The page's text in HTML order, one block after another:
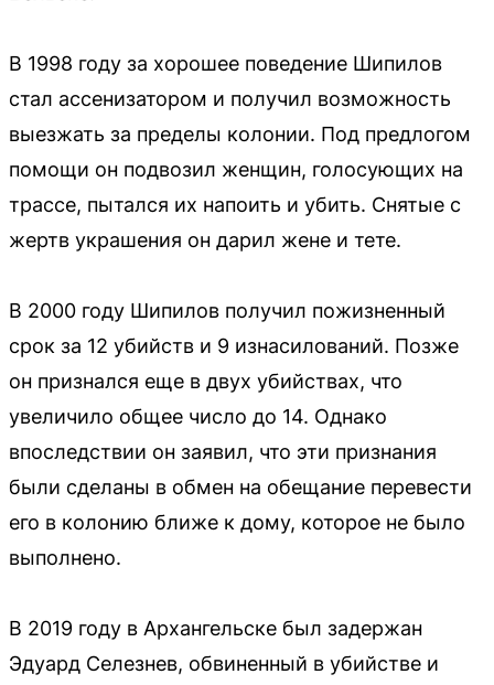
В 1998 году за хорошее поведение Шипилов
стал ассенизатором и получил возможность
выезжать за пределы колонии. Под предлогом
помощи он подвозил женщин, голосующих на
трассе, пытался их напоить и убить. Снятые с
жертв украшения он дарил жене и тете.
В 2000 году Шипилов получил пожизненный
срок за 12 убийств и 9 изнасилований. Позже
он признался еще в двух убийствах, что
увеличило общее число до 14. Однако
впоследствии он заявил, что эти признания
были сделаны в обмен на обещание перевести
его в колонию ближе к дому, которое не было
выполнено.
В 2019 году в Архангельске был задержан
Эдуард Селезнев, обвиненный в убийстве и